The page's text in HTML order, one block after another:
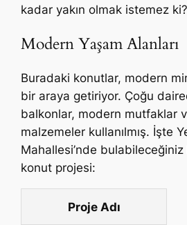
kadar yakın olmak istemez ki?
Modern Yaşam Alanları
Buradaki konutlar, modern
bir araya getiriyor. Çoğu
balkonlar, modern mutfaklar
malzemeler kullanılmış. İşte
Mahallesi’nde
konut projesi:
Proje Adı